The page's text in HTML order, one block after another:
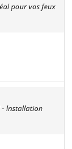
pour vos feux
- Installation